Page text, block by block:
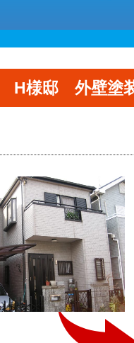
H様邸 外壁塗